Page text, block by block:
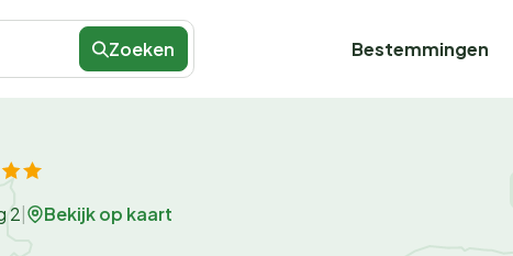
Zoeken Bestemmingen
2 Bekijk op kaart